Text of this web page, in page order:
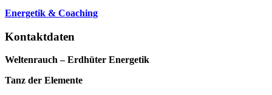
Energetik & Coaching
Kontaktdaten
Weltenrauch – Erdhüter Energetik
Tanz der Elemente